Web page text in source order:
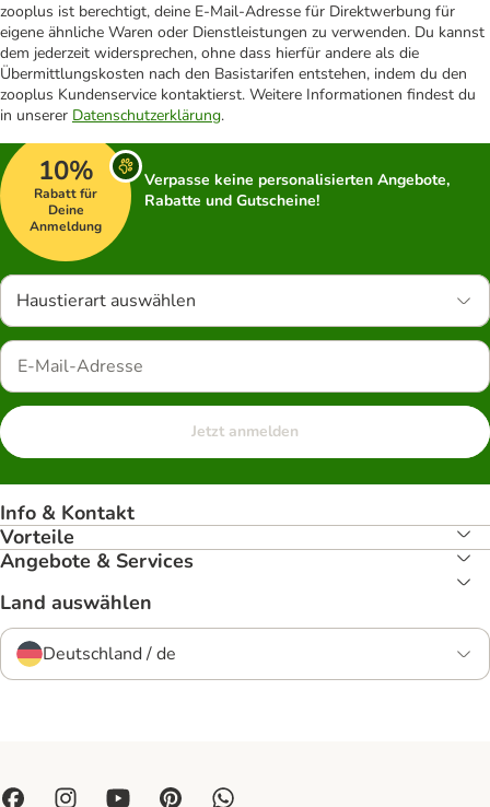
zooplus ist berechtigt, deine E-Mail-Adresse für Direktwerbung für
eigene ähnliche Waren oder Dienstleistungen zu verwenden. Du kannst
dem jederzeit widersprechen, ohne dass hierfür andere als die
Übermittlungskosten nach den Basistarifen entstehen, indem du den
zooplus Kundenservice kontaktierst. Weitere Informationen findest du
in unserer Datenschutzerklärung.
10%
Rabatt für
Deine
Anmeldung
Verpasse keine personalisierten Angebote,
Rabatte und Gutscheine!
Haustierart auswählen
Jetzt anmelden
Info & Kontakt
Vorteile
Angebote & Services
Land auswählen
Deutschland / de